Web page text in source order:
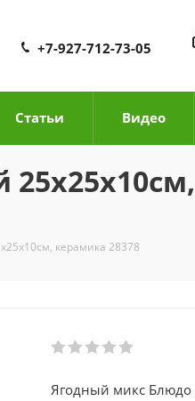
+7-927-712-73-05
Cтатьи Видео
керамика 28378
Ягодный микс Блюдо